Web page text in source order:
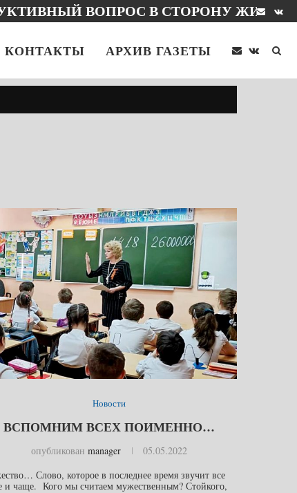
КОНТАКТЫ АРХИВ ГАЗЕТЫ
Новости
ВСПОМНИМ ВСЕХ ПОИМЕННО…
опубликован manager
05.05.2022
Слово, которое в последнее время звучит все
и чаще. Кого мы считаем мужественным? Стойкого,